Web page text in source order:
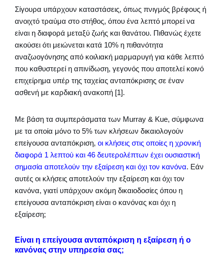
Σίγουρα υπάρχουν καταστάσεις, όπως πνιγμός βρέφους ή
ανοιχτό τραύμα στο στήθος, όπου ένα λεπτό μπορεί να
είναι η διαφορά μεταξύ ζωής και θανάτου. Πιθανώς έχετε
ακούσει ότι μειώνεται κατά 10% η πιθανότητα
αναζωογόνησης από κοιλιακή μαρμαρυγή για κάθε λεπτό
που καθυστερεί η απινίδωση, γεγονός που αποτελεί κοινό
επιχείρημα υπέρ της ταχείας ανταπόκρισης σε έναν
ασθενή με καρδιακή ανακοπή [1].
Με βάση τα συμπεράσματα των Murray & Kue, σύμφωνα
με τα οποία μόνο το 5% των κλήσεων δικαιολογούν
επείγουσα ανταπόκριση, οι κλήσεις στις οποίες η χρονική
διαφορά 1 λεπτού και 46 δευτερολέπτων έχει ουσιαστική
σημασία αποτελούν την εξαίρεση και όχι τον κανόνα. Εάν
αυτές οι κλήσεις αποτελούν την εξαίρεση και όχι τον
κανόνα, γιατί υπάρχουν ακόμη δικαιοδοσίες όπου η
επείγουσα ανταπόκριση είναι ο κανόνας και όχι η
εξαίρεση;
Είναι η επείγουσα ανταπόκριση η εξαίρεση ή ο
κανόνας στην υπηρεσία σας;